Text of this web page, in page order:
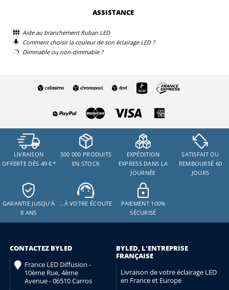
ASSISTANCE
Aide au branchement Ruban LED
Comment choisir la couleur de son éclairage LED ?
Dimmable ou non-dimmable ?
LIVRAISON
OFFERTE DÈS 49 € *
500 000 PRODUITS
EN STOCK
EXPÉDITION
EXPRESS DANS LA
JOURNÉE
SATISFAIT OU
REMBOURSÉ 60
JOURS
GARANTIE JUSQU'À
8 ANS
…À VOTRE ÉCOUTE
PAIEMENT 100%
SÉCURISÉ
CONTACTEZ BYLED
France LED Diffusion -
10ème Rue, 4ème
Avenue - 06510 Carros
BYLED, L'ENTREPRISE
FRANÇAISE
Livraison de votre éclairage LED
en France et Europe